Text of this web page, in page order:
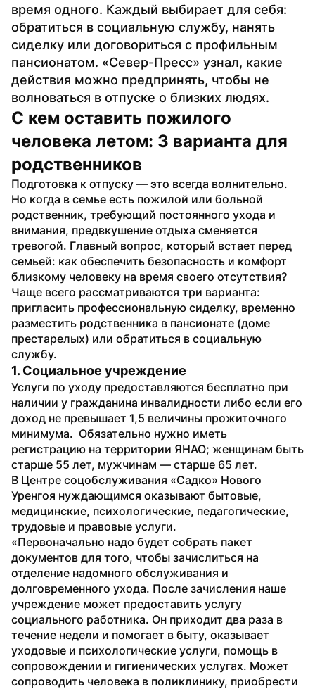
время одного. Каждый выбирает для себя:
обратиться в социальную службу, нанять
сиделку или договориться с профильным
пансионатом. «Север-Пресс» узнал, какие
действия можно предпринять, чтобы не
волноваться в отпуске о близких людях.
С кем оставить пожилого
человека летом: 3 варианта для
родственников
Подготовка к отпуску — это всегда волнительно.
Но когда в семье есть пожилой или больной
родственник, требующий постоянного ухода и
внимания, предвкушение отдыха сменяется
тревогой. Главный вопрос, который встает перед
семьей: как обеспечить безопасность и комфорт
близкому человеку на время своего отсутствия?
Чаще всего рассматриваются три варианта:
пригласить профессиональную сиделку, временно
разместить родственника в пансионате (доме
престарелых) или обратиться в социальную
службу.
1. Социальное учреждение
Услуги по уходу предоставляются бесплатно при
наличии у гражданина инвалидности либо если его
доход не превышает 1,5 величины прожиточного
минимума.  Обязательно нужно иметь
регистрацию на территории ЯНАО; женщинам быть
старше 55 лет, мужчинам — старше 65 лет.
В Центре соцобслуживания «Садко» Нового
Уренгоя нуждающимся оказывают бытовые,
медицинские, психологические, педагогические,
трудовые и правовые услуги.
«Первоначально надо будет собрать пакет
документов для того, чтобы зачислиться на
отделение надомного обслуживания и
долговременного ухода. После зачисления наше
учреждение может предоставить услугу
социального работника. Он приходит два раза в
течение недели и помогает в быту, оказывает
уходовые и психологические услуги, помощь в
сопровождении и гигиенических услугах. Может
сопроводить человека в поликлинику, приобрести